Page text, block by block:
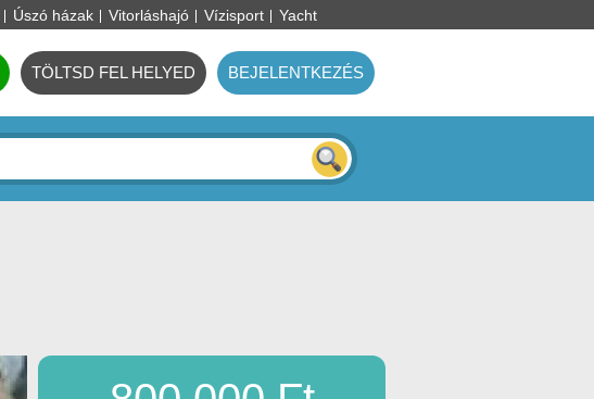
Úszó házak Vitorláshajó Vízisport Yacht
TÖLTSD FEL HELYED BEJELENTKEZÉS